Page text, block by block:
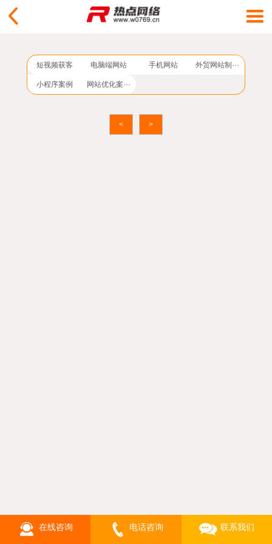
短视频获客 电脑端网站 手机网站 外贸网站制···
小程序案例 网站优化案···
< >
在线咨询 电话咨询 联系我们